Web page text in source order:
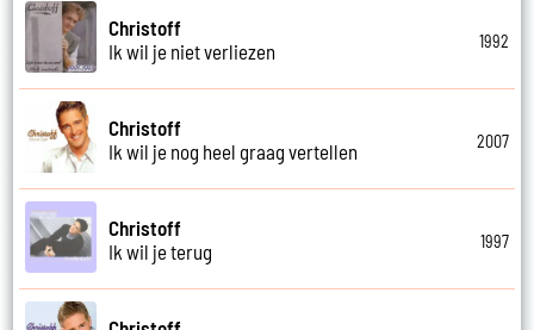
Christoff
Ik wil je niet verliezen
1992
Christoff
Ik wil je nog heel graag vertellen
2007
Christoff
Ik wil je terug
1997